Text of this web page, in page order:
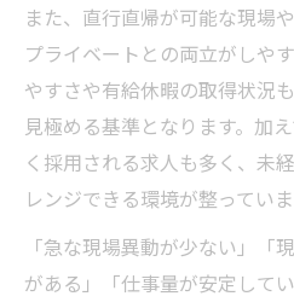
また、直行直帰が可能な現場
プライベートとの両立がしや
やすさや有給休暇の取得状況
見極める基準となります。加
く採用される求人も多く、未
レンジできる環境が整っていま
「急な現場異動が少ない」「
がある」「仕事量が安定して